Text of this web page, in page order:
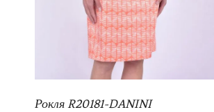
Рокля R20181-DANINI